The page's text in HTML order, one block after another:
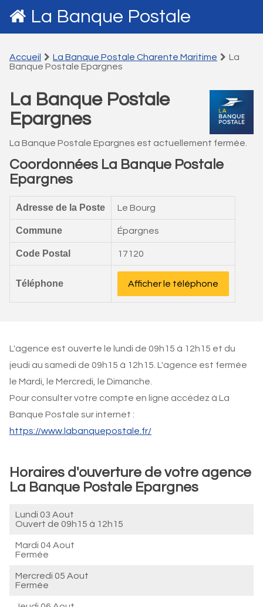
La Banque Postale
Accueil La Banque Postale Charente Maritime
La
Banque Postale Epargnes
La Banque Postale
Epargnes
La Banque Postale Epargnes est actuellement fermée.
Coordonnées La Banque Postale
Epargnes
Adresse de la Poste Le Bourg
Commune Épargnes
Code Postal 17120
Téléphone Afficher le téléphone
L'agence est ouverte le lundi de 09h15 à 12h15 et du
jeudi au samedi de 09h15 à 12h15. L'agence est fermée
le Mardi, le Mercredi, le Dimanche.
Pour consulter votre compte en ligne accédez à La
Banque Postale sur internet :
https://www.labanquepostale.fr/
Horaires d'ouverture de votre agence
La Banque Postale Epargnes
Lundi 03 Aout
Ouvert de 09h15 à 12h15
Mardi 04 Aout
Fermée
Mercredi 05 Aout
Fermée